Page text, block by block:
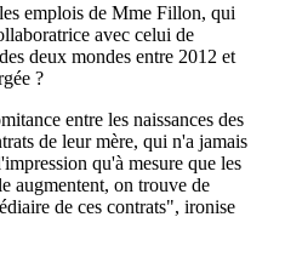
emplois de Mme Fillon, qui
avec celui de
deux mondes entre 2012 et
?
entre les naissances des
de leur mère, qui n'a jamais
qu'à mesure que les
augmentent, on trouve de
de ces contrats", ironise